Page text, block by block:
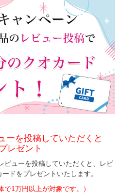
ーを投稿していただくと
レゼント
ビューを投稿していただくと、レビ
ドをプレゼントいたします。
で1万円以上が対象です。）